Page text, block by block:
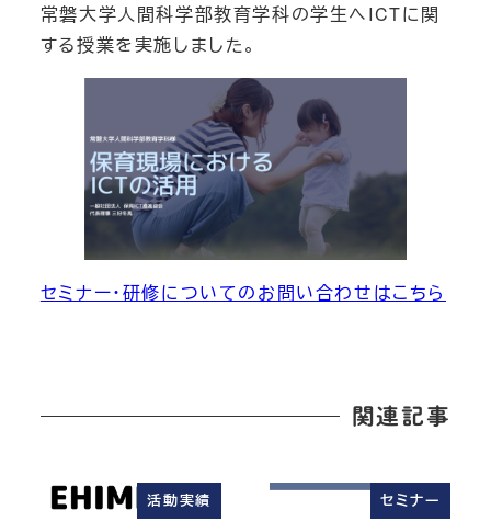
常磐大学人間科学部教育学科の学生へICTに関
する授業を実施しました。
セミナー・研修についてのお問い合わせはこちら
関連記事
活動実績 セミナー